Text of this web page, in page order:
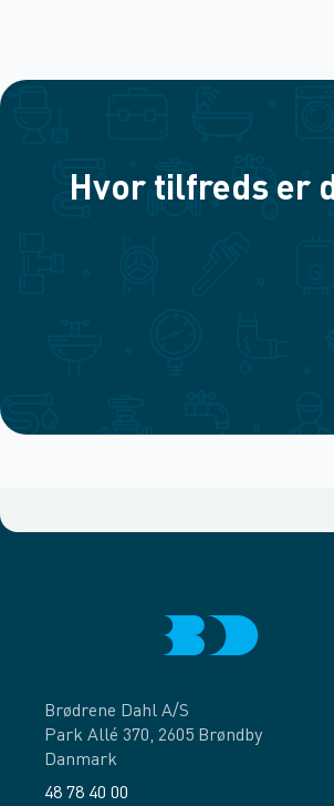
Hvor tilfreds er
Brødrene Dahl A/S
Park Allé 370, 2605 Brøndby
Danmark
48 78 40 00